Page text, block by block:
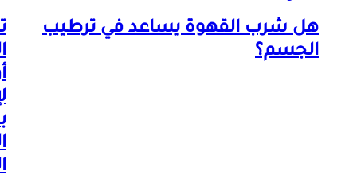
هل شرب القهوة يساعد في ترطيب
الجسم؟